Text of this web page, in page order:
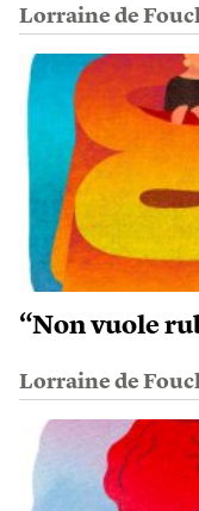
Lorraine de
“Non vuole
Lorraine de